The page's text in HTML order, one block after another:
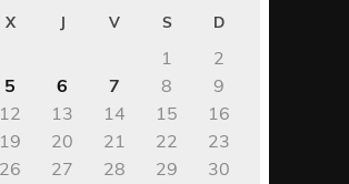
X J V S D
1
2
5 6 7 8
9
12 13 14 15
16
19 20 21 22
23
26 27 28 29
30